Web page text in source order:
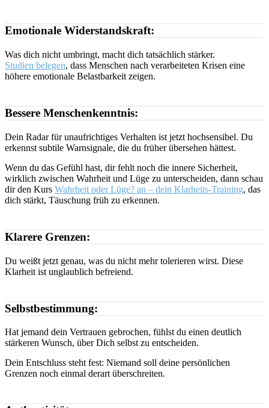
Emotionale Widerstandskraft:
Was dich nicht umbringt, macht dich tatsächlich stärker.
Studien belegen, dass Menschen nach verarbeiteten Krisen eine
höhere emotionale Belastbarkeit zeigen.
Bessere Menschenkenntnis:
Dein Radar für unaufrichtiges Verhalten ist jetzt hochsensibel. Du
erkennst subtile Warnsignale, die du früher übersehen hättest.
Wenn du das Gefühl hast, dir fehlt noch die innere Sicherheit,
wirklich zwischen Wahrheit und Lüge zu unterscheiden, dann schau
dir den Kurs Wahrheit oder Lüge? an – dein Klarheits-Training, das
dich stärkt, Täuschung früh zu erkennen.
Klarere Grenzen:
Du weißt jetzt genau, was du nicht mehr tolerieren wirst. Diese
Klarheit ist unglaublich befreiend.
Selbstbestimmung:
Hat jemand dein Vertrauen gebrochen, fühlst du einen deutlich
stärkeren Wunsch, über Dich selbst zu entscheiden.
Dein Entschluss steht fest: Niemand soll deine persönlichen
Grenzen noch einmal derart überschreiten.